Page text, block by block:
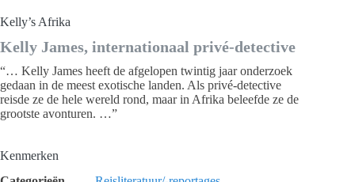
Kelly’s Afrika
Kelly James, internationaal privé-detective
“… Kelly James heeft de afgelopen twintig jaar onderzoek
gedaan in de meest exotische landen. Als privé-detective
reisde ze de hele wereld rond, maar in Afrika beleefde ze de
grootste avonturen. …”
Kenmerken